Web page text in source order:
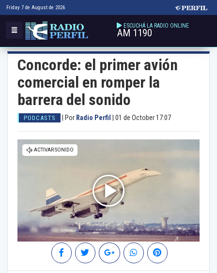
Friday 7 de August de 2026
ESCUCHÁ LA RADIO ONLINE
AM 1190
Concorde: el primer avión
comercial en romper la
barrera del sonido
PODCASTS Por Radio Perfil 01 de October 17:07